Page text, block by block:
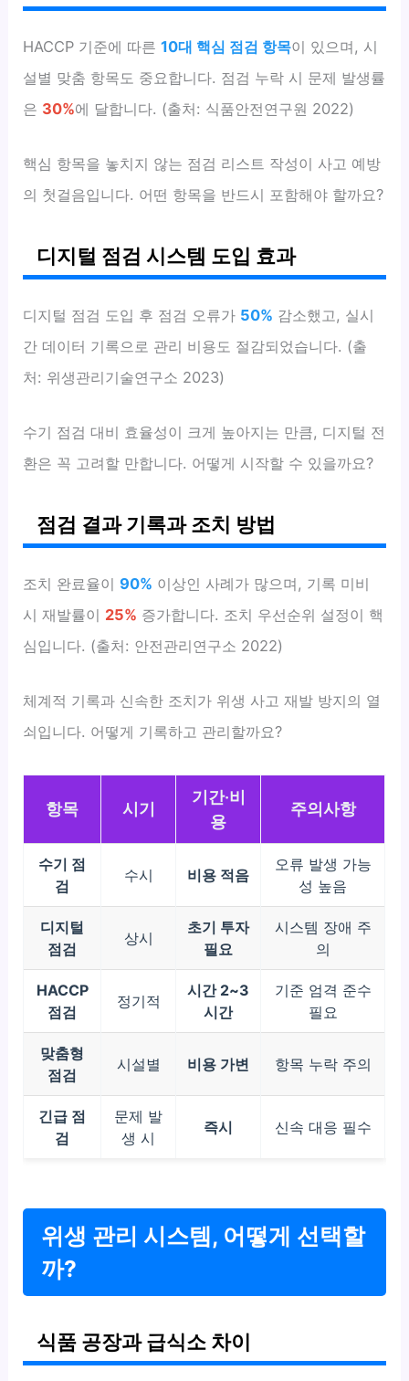
HACCP 기준에 따른10대 핵심 점검 항목이 있으며, 시
설별 맞춤 항목도 중요합니다. 점검 누락 시 문제 발생률
은 30%에 달합니다. (출처: 식품안전연구원 2022)
핵심 항목을 놓치지 않는 점검 리스트 작성이 사고 예방
의 첫걸음입니다. 어떤 항목을 반드시 포함해야 할까요?
디지털 점검 시스템 도입 효과
디지털 점검 도입 후 점검 오류가 50% 감소했고, 실시
간 데이터 기록으로 관리 비용도 절감되었습니다. (출
처: 위생관리기술연구소 2023)
수기 점검 대비 효율성이 크게 높아지는 만큼, 디지털 전
환은 꼭 고려할 만합니다. 어떻게 시작할 수 있을까요?
점검 결과 기록과 조치 방법
조치 완료율이 90% 이상인 사례가 많으며, 기록 미비
시 재발률이 25% 증가합니다. 조치 우선순위 설정이 핵
심입니다. (출처: 안전관리연구소 2022)
체계적 기록과 신속한 조치가 위생 사고 재발 방지의 열
쇠입니다. 어떻게 기록하고 관리할까요?
항목 시기
기간·비
용
주의사항
수기 점
검
수시 비용 적음
오류 발생 가능
성 높음
디지털
점검
상시
초기 투자
필요
시스템 장애 주
의
HACCP
점검
정기적
시간 2~3
시간
기준 엄격 준수
필요
맞춤형
점검
시설별 비용 가변 항목 누락 주의
긴급 점
검
문제 발
생 시
즉시 신속 대응 필수
위생 관리 시스템, 어떻게 선택할
까?
식품 공장과 급식소 차이